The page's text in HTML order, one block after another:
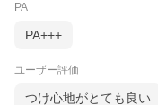
PA
PA+++
ユーザー評価
つけ心地がとても良い